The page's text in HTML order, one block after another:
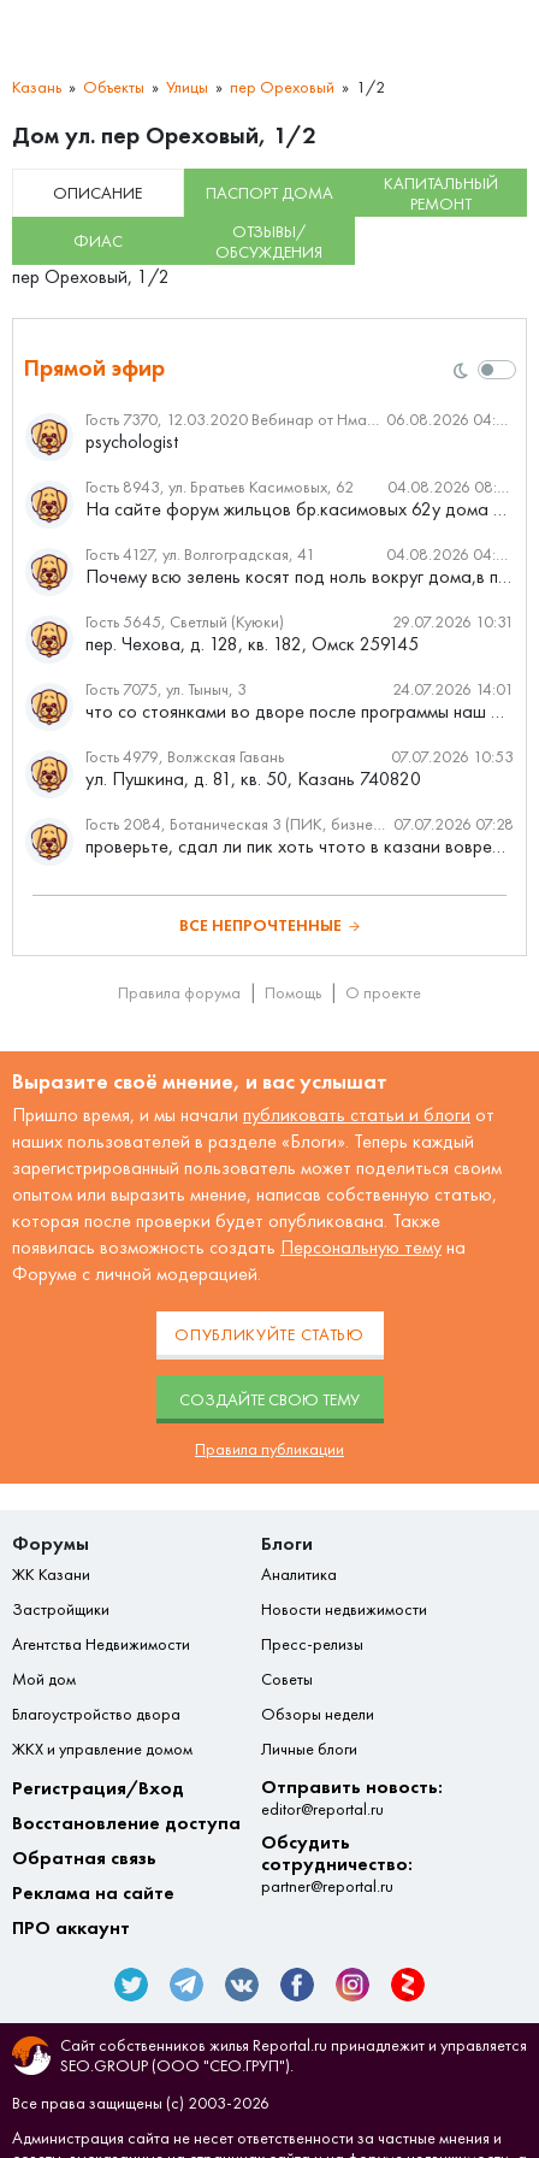
Казань Объекты Улицы пер Ореховый 1/2
Дом ул. пер Ореховый, 1/2
ОПИСАНИЕ ПАСПОРТ ДОМА
КАПИТАЛЬНЫЙ
РЕМОНТ
ФИАС
ОТЗЫВЫ/
ОБСУЖДЕНИЯ
пер Ореховый, 1/2
Прямой эфир
Гость 7370, 12.03.2020 Вебинар от Нмаркет.ПРО: «Актуальное об ипотеке: что нужно знать» 06.08.2026 04:00
psychologist
Гость 8943, ул. Братьев Касимовых, 62 04.08.2026 08:34
На сайте форум жильцов бр.касимовых 62у дома растут красивые...
Гость 4127, ул. Волгоградская, 41 04.08.2026 04:46
Почему всю зелень косят под ноль вокруг дома,в полисадниках....
Гость 5645, Светлый (Куюки) 29.07.2026 10:31
пер. Чехова, д. 128, кв. 182, Омск 259145
Гость 7075, ул. Тыныч, 3 24.07.2026 14:01
что со стоянками во дворе после программы наш двор
Гость 4979, Волжская Гавань 07.07.2026 10:53
ул. Пушкина, д. 81, кв. 50, Казань 740820
Гость 2084, Ботаническая 3 (ПИК, бизнес-класс) 07.07.2026 07:28
проверьте, сдал ли пик хоть чтото в казани вовремя?
ВСЕ НЕПРОЧТЕННЫЕ
Правила форума Помощь О проекте
Выразите своё мнение, и вас услышат
Пришло время, и мы начали публиковать статьи и блоги от
наших пользователей в разделе «Блоги». Теперь каждый
зарегистрированный пользователь может поделиться своим
опытом или выразить мнение, написав собственную статью,
которая после проверки будет опубликована. Также
появилась возможность создать Персональную тему на
Форуме с личной модерацией.
ОПУБЛИКУЙТЕ СТАТЬЮ
CОЗДАЙТЕ СВОЮ ТЕМУ
Правила публикации
Форумы
ЖК Казани
Застройщики
Агентства Недвижимости
Мой дом
Благоустройство двора
ЖКХ и управление домом
Блоги
Аналитика
Новости недвижимости
Пресс-релизы
Советы
Обзоры недели
Личные блоги
Регистрация/Вход
Восстановление доступа
Обратная связь
Реклама на сайте
ПРО аккаунт
Отправить новость:
editor@reportal.ru
Обсудить
сотрудничество:
partner@reportal.ru
Сайт собственников жилья Reportal.ru принадлежит и управляется
SEO.GROUP (ООО "СЕО.ГРУП").
Все права защищены (с) 2003-2026
Администрация сайта не несет ответственности за частные мнения и